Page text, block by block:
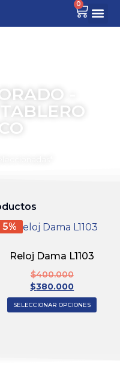
0
-
5%
Reloj Dama L1103
$400.000
$380.000
SELECCIONAR OPCIONES